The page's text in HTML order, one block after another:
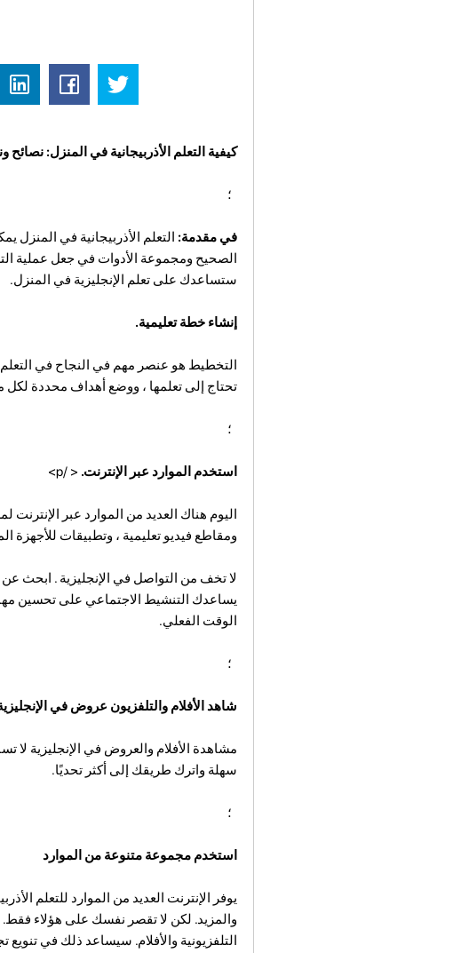
كيفية التعلم الأذربيجانية في المنزل: نصائح
؛
في مقدمة: التعلم الأذربيجانية في
الصحيح ومجموعة الأدوات في جعل عملية
ستساعدك على تعلم الإنجليزية في المنزل.
إنشاء خطة تعليمية.
التخطيط هو عنصر مهم في النجاح في التعلم
تحتاج إلى تعلمها ، ووضع أهداف محددة لكل
؛
استخدم الموارد عبر الإنترنت. < /p>
اليوم هناك العديد من الموارد عبر
ومقاطع فيديو تعليمية ، وتطبيقات للأجهزة
لا تخف من التواصل في الإنجليزية . ابحث
يساعدك التنشيط الاجتماعي على تحسين
الوقت الفعلي.
؛
شاهد الأفلام والتلفزيون عروض في
مشاهدة الأفلام والعروض في الإنجليزية لا
سهلة واترك طريقك إلى أكثر تحديًا.
؛
استخدم مجموعة متنوعة من الموارد
يوفر الإنترنت العديد من الموارد للتعلم
والمزيد. لكن لا تقصر نفسك على هؤلاء
التلفزيونية والأفلام. سيساعد ذلك في